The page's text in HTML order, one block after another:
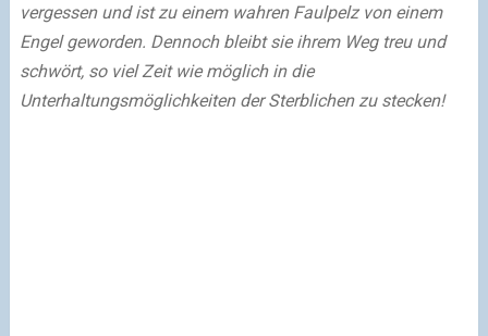
vergessen und ist zu einem wahren Faulpelz von einem
Engel geworden. Dennoch bleibt sie ihrem Weg treu und
schwört, so viel Zeit wie möglich in die
Unterhaltungsmöglichkeiten der Sterblichen zu stecken!